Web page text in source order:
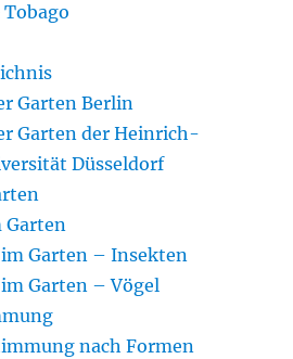
Garten Berlin
Garten der Heinrich-
Düsseldorf
Garten
Garten – Insekten
Garten – Vögel
nach Formen